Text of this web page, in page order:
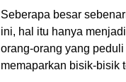
Seberapa besar
ini, hal itu hanya
orang-orang yang
memaparkan bisik-bisik